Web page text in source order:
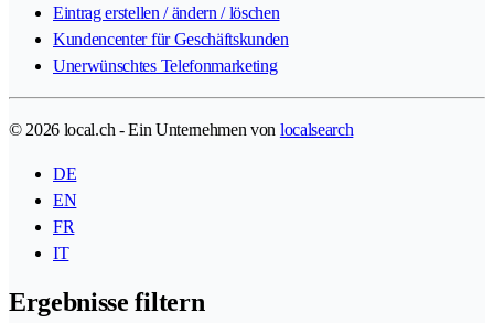
Eintrag erstellen / ändern / löschen
Kundencenter für Geschäftskunden
Unerwünschtes Telefonmarketing
© 2026 local.ch - Ein Unternehmen von localsearch
DE
EN
FR
IT
Ergebnisse filtern